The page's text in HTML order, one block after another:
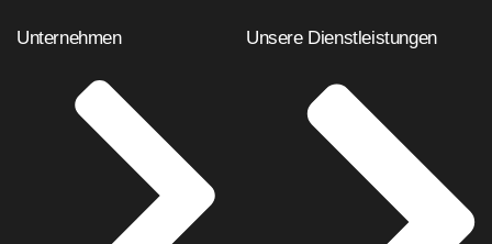
Unternehmen Unsere Dienstleistungen